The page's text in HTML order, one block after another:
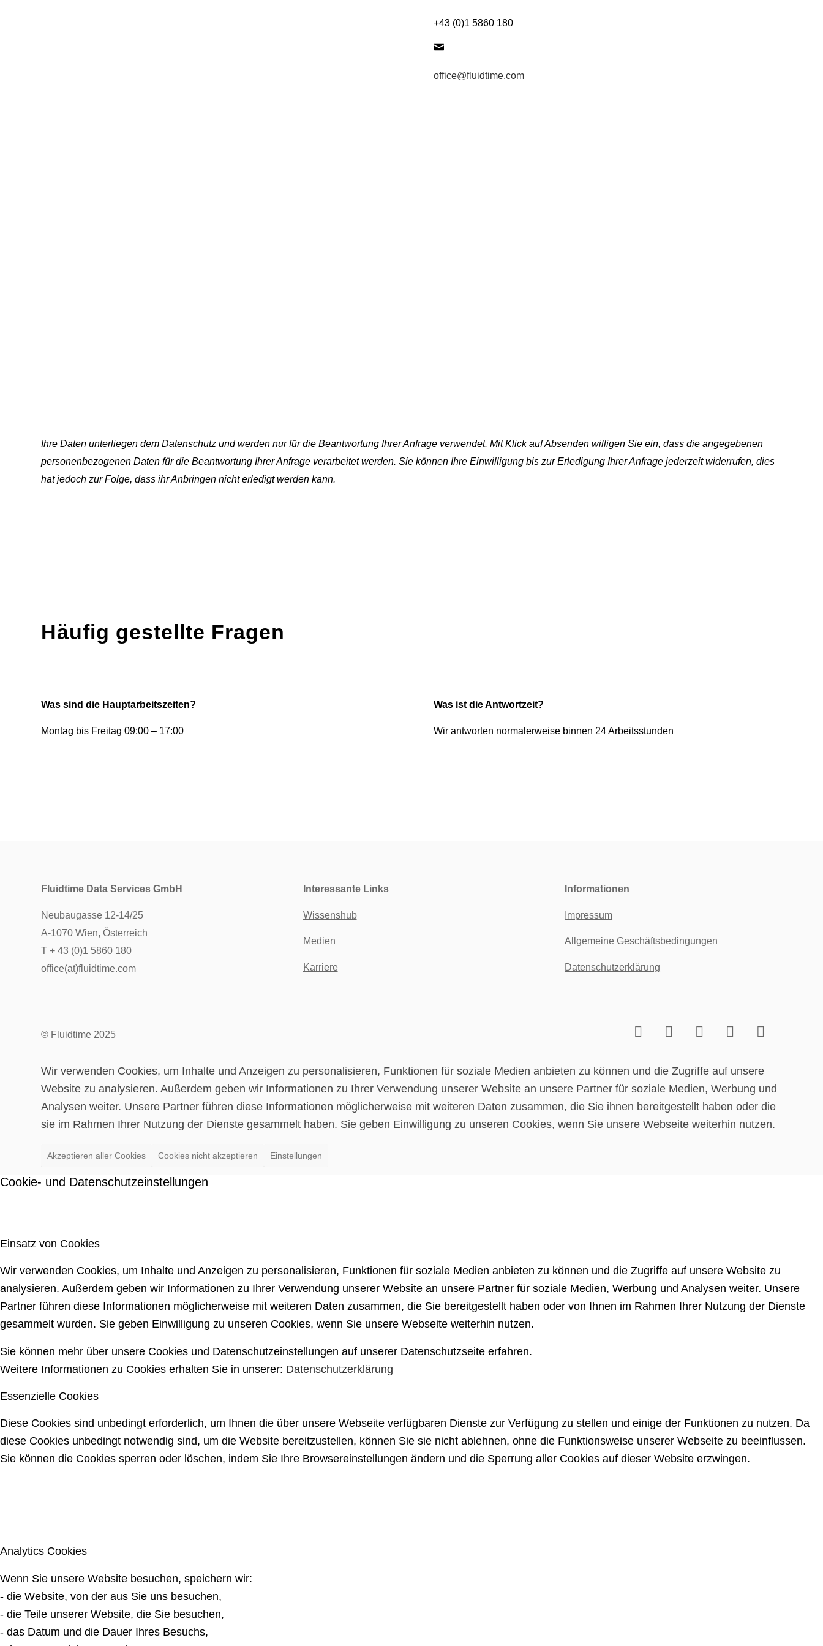
+43 (0)1 5860 180
office@fluidtime.com
Ihre Daten unterliegen dem Datenschutz und werden nur für die Beantwortung Ihrer Anfrage verwendet. Mit Klick auf Absenden willigen Sie ein, dass die angegebenen
personenbezogenen Daten für die Beantwortung Ihrer Anfrage verarbeitet werden. Sie können Ihre Einwilligung bis zur Erledigung Ihrer Anfrage jederzeit widerrufen, dies
hat jedoch zur Folge, dass ihr Anbringen nicht erledigt werden kann.
Häufig gestellte Fragen
Was sind die Hauptarbeitszeiten?
Montag bis Freitag 09:00 – 17:00
Was ist die Antwortzeit?
Wir antworten normalerweise binnen 24 Arbeitsstunden
Fluidtime Data Services GmbH
Neubaugasse 12-14/25
A-1070 Wien, Österreich
T + 43 (0)1 5860 180
office(at)fluidtime.com
Interessante Links
Wissenshub
Medien
Karriere
Informationen
Impressum
Allgemeine Geschäftsbedingungen
Datenschutzerklärung
© Fluidtime 2025
Wir verwenden Cookies, um Inhalte und Anzeigen zu personalisieren, Funktionen für soziale Medien anbieten zu können und die Zugriffe auf unsere
Website zu analysieren. Außerdem geben wir Informationen zu Ihrer Verwendung unserer Website an unsere Partner für soziale Medien, Werbung und
Analysen weiter. Unsere Partner führen diese Informationen möglicherweise mit weiteren Daten zusammen, die Sie ihnen bereitgestellt haben oder die
sie im Rahmen Ihrer Nutzung der Dienste gesammelt haben. Sie geben Einwilligung zu unseren Cookies, wenn Sie unsere Webseite weiterhin nutzen.
Akzeptieren aller Cookies Cookies nicht akzeptieren Einstellungen
Cookie- und Datenschutzeinstellungen
Einsatz von Cookies
Wir verwenden Cookies, um Inhalte und Anzeigen zu personalisieren, Funktionen für soziale Medien anbieten zu können und die Zugriffe auf unsere Website zu
analysieren. Außerdem geben wir Informationen zu Ihrer Verwendung unserer Website an unsere Partner für soziale Medien, Werbung und Analysen weiter. Unsere
Partner führen diese Informationen möglicherweise mit weiteren Daten zusammen, die Sie bereitgestellt haben oder von Ihnen im Rahmen Ihrer Nutzung der Dienste
gesammelt wurden. Sie geben Einwilligung zu unseren Cookies, wenn Sie unsere Webseite weiterhin nutzen.
Sie können mehr über unsere Cookies und Datenschutzeinstellungen auf unserer Datenschutzseite erfahren.
Weitere Informationen zu Cookies erhalten Sie in unserer: Datenschutzerklärung
Essenzielle Cookies
Diese Cookies sind unbedingt erforderlich, um Ihnen die über unsere Webseite verfügbaren Dienste zur Verfügung zu stellen und einige der Funktionen zu nutzen. Da
diese Cookies unbedingt notwendig sind, um die Website bereitzustellen, können Sie sie nicht ablehnen, ohne die Funktionsweise unserer Webseite zu beeinflussen.
Sie können die Cookies sperren oder löschen, indem Sie Ihre Browsereinstellungen ändern und die Sperrung aller Cookies auf dieser Website erzwingen.
Analytics Cookies
Wenn Sie unsere Website besuchen, speichern wir:
- die Website, von der aus Sie uns besuchen,
- die Teile unserer Website, die Sie besuchen,
- das Datum und die Dauer Ihres Besuchs,